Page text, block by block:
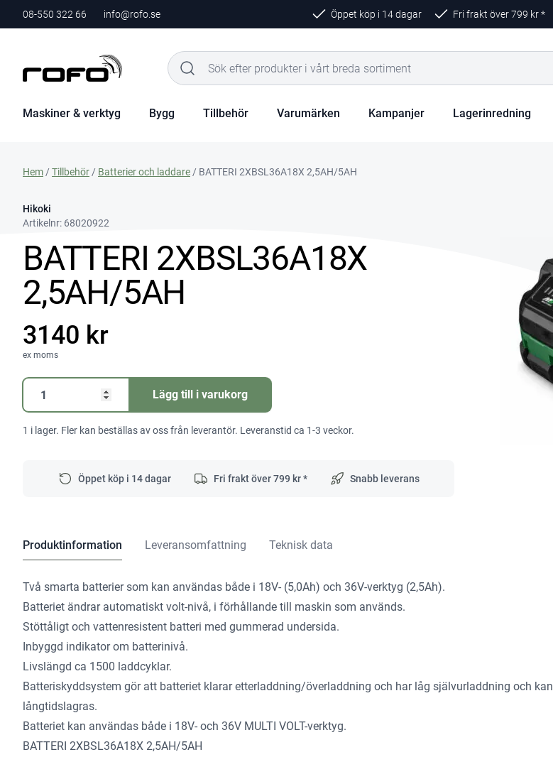
08-550 322 66 info@rofo.se Öppet köp i 14 dagar Fri frakt över799 kr *
Maskiner & verktyg Bygg Tillbehör Varumärken Kampanjer Lagerinredning
Hem /Tillbehör / Batterier och laddare / BATTERI 2XBSL36A18X 2,5AH/5AH
Hikoki
Artikelnr: 68020922
BATTERI 2XBSL36A18X
2,5AH/5AH
3140 kr
ex moms
BATTERI
2XBSL36A18X
mängd
Lägg till i varukorg
1 i lager. Fler kan beställas av oss från leverantör. Leveranstid ca 1-3 veckor.
Öppet köp i 14 dagar Fri frakt över799 kr * Snabb leverans
Produktinformation Leveransomfattning Teknisk data
Två smarta batterier som kan användas både i 18V- (5,0Ah) och 36V-verktyg (2,5Ah).
Batteriet ändrar automatiskt volt-nivå, i förhållande till maskin som används.
Stöttåligt och vattenresistent batteri med gummerad undersida.
Inbyggd indikator om batterinivå.
Livslängd ca 1500 laddcyklar.
Batteriskyddsystem gör att batteriet klarar etterladdning/överladdning och har låg självurladdning och kan
långtidslagras.
Batteriet kan användas både i 18V- och 36V MULTI VOLT-verktyg.
BATTERI 2XBSL36A18X 2,5AH/5AH